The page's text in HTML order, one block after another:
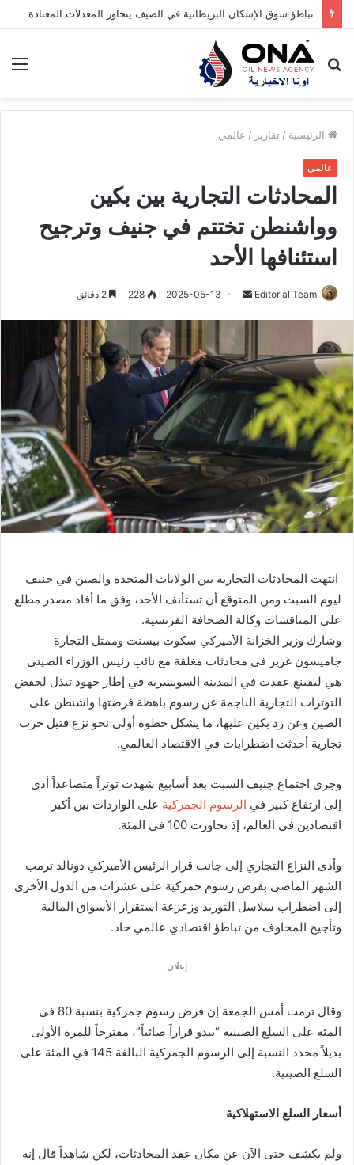
تباطؤ سوق الإسكان البريطانية في الصيف يتجاوز المعدلات المعتادة
بحث
الرئيسية / تقارير / عالمي
عالمي
المحادثات التجارية بين بكين
وواشنطن تختتم في جنيف وترجيح
استئنافها الأحد
Editorial Team
ل
ب
ر
د
ا
ك
ت
ن
ي
ا
2025-05-13
228
انتهت المحادثات التجارية بين الولايات المتحدة والصين في جنيف
ليوم السبت ومن المتوقع أن تستأنف الأحد، وفق ما أفاد مصدر مطلع
على المناقشات وكالة الصحافة الفرنسية.
وشارك وزير الخزانة الأميركي سكوت بيسنت وممثل التجارة
جاميسون غرير في محادثات مغلقة مع نائب رئيس الوزراء الصيني
هي ليفينغ عقدت في المدينة السويسرية في إطار جهود تبذل لخفض
التوترات التجارية الناجمة عن رسوم باهظة فرضتها واشنطن على
الصين وعن رد بكين عليها، ما يشكل خطوة أولى نحو نزع فتيل حرب
تجارية أحدثت اضطرابات في الاقتصاد العالمي.
وجرى اجتماع جنيف السبت بعد أسابيع شهدت توتراً متصاعداً أدى
إلى ارتفاع كبير في الرسوم الجمركية على الواردات بين أكبر
اقتصادين في العالم، إذ تجاوزت 100 في المئة.
وأدى النزاع التجاري إلى جانب قرار الرئيس الأميركي دونالد ترمب
الشهر الماضي بفرض رسوم جمركية على عشرات من الدول الأخرى
إلى اضطراب سلاسل التوريد وزعزعة استقرار الأسواق المالية
وتأجيج المخاوف من تباطؤ اقتصادي عالمي حاد.
إعلان
وقال ترمب أمس الجمعة إن فرض رسوم جمركية بنسبة 80 في
المئة على السلع الصينية “يبدو قراراً صائباً”، مقترحاً للمرة الأولى
بديلاً محدد النسبة إلى الرسوم الجمركية البالغة 145 في المئة على
السلع الصينية.
أسعار السلع الاستهلاكية
ولم يكشف حتى الآن عن مكان عقد المحادثات، لكن شاهداً قال إنه